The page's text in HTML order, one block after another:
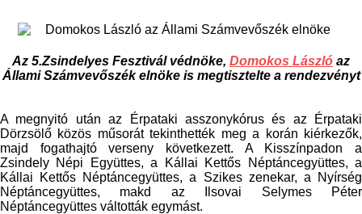
Az 5.Zsindelyes Fesztivál védnöke, Domokos László az
Állami Számvevőszék elnöke is megtisztelte a rendezvényt
A megnyitó után az Érpataki asszonykórus és az Érpataki
Dörzsölő közös műsorát tekinthették meg a korán kiérkezők,
majd fogathajtó verseny következett. A Kisszínpadon a
Zsindely Népi Együttes, a Kállai Kettős Néptáncegyüttes, a
Kállai Kettős Néptáncegyüttes, a Szikes zenekar, a Nyírség
Néptáncegyüttes, makd az Ilsovai Selymes Péter
Néptáncegyüttes váltották egymást.